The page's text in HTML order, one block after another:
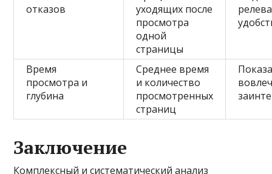
отказов
уходящих после
просмотра
одной
страницы
Время
просмотра и
глубина
Среднее время
и количество
просмотренных
страниц
Заключение
Комплексный и систематический анализ